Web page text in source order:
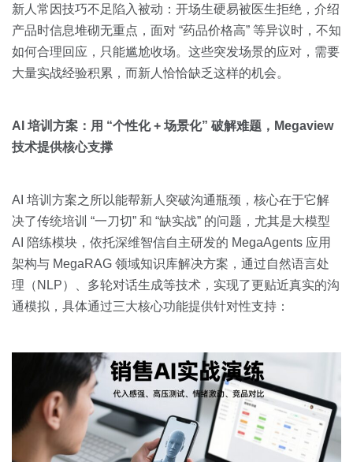
新人常因技巧不足陷入被动：开场生硬易被医生拒绝，介绍
产品时信息堆砌无重点，面对 “药品价格高” 等异议时，不知
如何合理回应，只能尴尬收场。这些突发场景的应对，需要
大量实战经验积累，而新人恰恰缺乏这样的机会。
AI 培训方案：用 “个性化 + 场景化” 破解难题，Megaview
技术提供核心支撑
AI 培训方案之所以能帮新人突破沟通瓶颈，核心在于它解
决了传统培训 “一刀切” 和 “缺实战” 的问题，尤其是大模型
AI 陪练模块，依托深维智信自主研发的 MegaAgents 应用
架构与 MegaRAG 领域知识库解决方案，通过自然语言处
理（NLP）、多轮对话生成等技术，实现了更贴近真实的沟
通模拟，具体通过三大核心功能提供针对性支持：